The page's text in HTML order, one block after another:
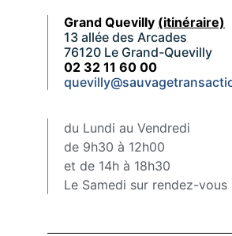
Grand Quevilly (itinéraire)
13 allée des Arcades
76120 Le Grand-Quevilly
02 32 11 60 00
du Lundi au Vendredi
de 9h30 à 12h00
et de 14h à 18h30
Le Samedi sur rendez-vous